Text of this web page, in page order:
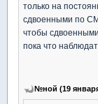
только на
сдвоенными по
чтобы
пока что
№ной (19